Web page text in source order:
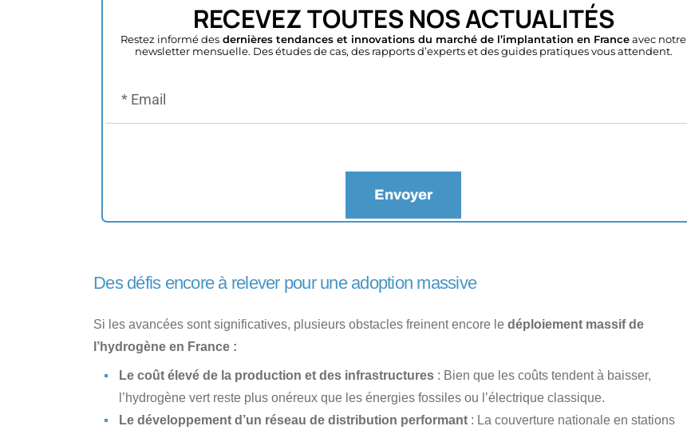
RECEVEZ TOUTES NOS ACTUALITÉS
Restez informé des dernières tendances et innovations du marché de l’implantation en Franceavec notre
newsletter mensuelle. Des études de cas, des rapports d’experts et des guides pratiques vous attendent.
Envoyer
Des défis encore à relever pour une adoption massive
Si les avancées sont significatives, plusieurs obstacles freinent encore le déploiement massif de
l’hydrogène en France :
Le coût élevé de la production et des infrastructures : Bien que les coûts tendent à baisser,
l’hydrogène vert reste plus onéreux que les énergies fossiles ou l’électrique classique.
Le développement d’un réseau de distribution performant : La couverture nationale en stations